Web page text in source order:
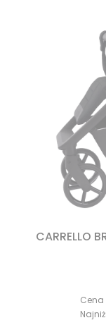
CARRELLO